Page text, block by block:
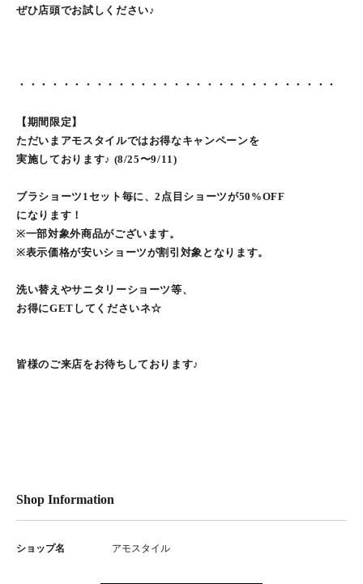
ぜひ店頭でお試しください♪
・・・・・・・・・・・・・・・・・・・・・・・・・・・・・
【期間限定】
ただいまアモスタイルではお得なキャンペーンを
実施しております♪ (8/25〜9/11)
ブラショーツ1セット毎に、2点目ショーツが50%OFF
になります！
※一部対象外商品がございます。
※表示価格が安いショーツが割引対象となります。
洗い替えやサニタリーショーツ等、
お得にGETしてくださいネ☆
皆様のご来店をお待ちしております♪
Shop Information
ショップ名 アモスタイル